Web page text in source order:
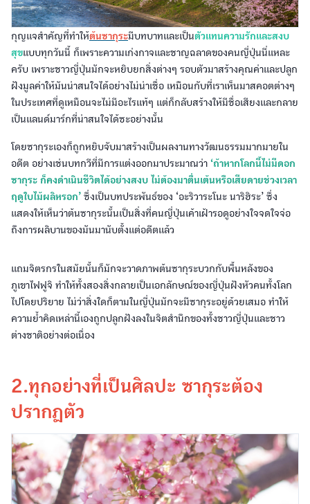
กุญแจสำคัญที่ทำให้ต้นซากุระมีบทบาทและเป็นตัวแทนความรักและสงบ
สุขแบบทุกวันนี้ ก็เพราะความเก่งกาจและชาญฉลาดของคนญี่ปุ่นนี่แหละ
ครับ เพราะชาวญี่ปุ่นมักจะหยิบยกสิ่งต่างๆ รอบตัวมาสร้างคุณค่าและปลูก
ฝังมูลค่าให้มันน่าสนใจได้อย่างไม่น่าเชื่อ เหมือนกับที่เราเห็นมาสคอตต่างๆ
ในประเทศที่ดูเหมือนจะไม่มีอะไรแท้ๆ แต่ก็กลับสร้างให้มีชื่อเสียงและกลาย
เป็นแลนด์มาร์กที่น่าสนใจได้ซะอย่างนั้น
โดยซากุระเองก็ถูกหยิบจับมาสร้างเป็นผลงานทางวัฒนธรรมมากมายใน
อดีต อย่างเช่นบทกวีที่มีการแต่งออกมาประมาณว่า ‘ถ้าหากโลกนี้ไม่มีดอก
ซากุระ ก็คงดำเนินชีวิตได้อย่างสงบ ไม่ต้องมาตื่นเต้นหรือเสียดายช่วงเวลา
ฤดูใบไม้ผลิหรอก’ ซึ่งเป็นบทประพันธ์ของ ‘อะริวาระโนะ นาริฮิระ’ ซึ่ง
แสดงให้เห็นว่าต้นซากุระนั้นเป็นสิ่งที่คนญี่ปุ่นเค้าเฝ้ารอดูอย่างใจจดใจจ่อ
ถึงการผลิบานของมันมานับตั้งแต่อดีตแล้ว
แถมจิตรกรในสมัยนั้นก็มักจะวาดภาพต้นซากุระบวกกับพื้นหลังของ
ภูเขาไฟฟูจิ ทำให้ทั้งสองสิ่งกลายเป็นเอกลักษณ์ของญี่ปุ่นฝังหัวคนทั้งโลก
ไปโดยปริยาย ไม่ว่าสิ่งใดก็ตามในญี่ปุ่นมักจะมีซากุระอยู่ด้วยเสมอ ทำให้
ความย้ำคิดเหล่านี้เองถูกปลูกฝังลงในจิตสำนึกของทั้งชาวญี่ปุ่นและชาว
ต่างชาติอย่างต่อเนื่อง
2.ทุกอย่างที่เป็นศิลปะ ซากุระต้อง
ปรากฏตัว